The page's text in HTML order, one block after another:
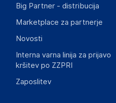
Big Partner - distribucija
Marketplace za partnerje
Novosti
Interna varna linija za prijavo
kršitev po ZZPRI
Zaposlitev